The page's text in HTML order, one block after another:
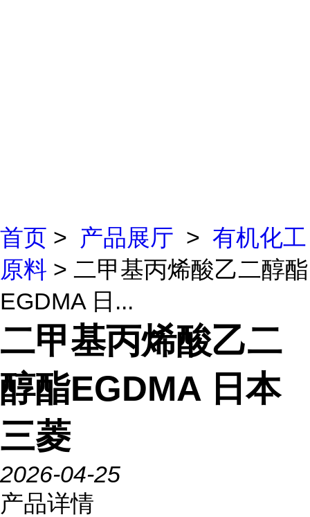
首页 > 产品展厅 > 有机化工
原料 > 二甲基丙烯酸乙二醇酯
EGDMA 日...
二甲基丙烯酸乙二
醇酯EGDMA 日本
三菱
2026-04-25
产品详情